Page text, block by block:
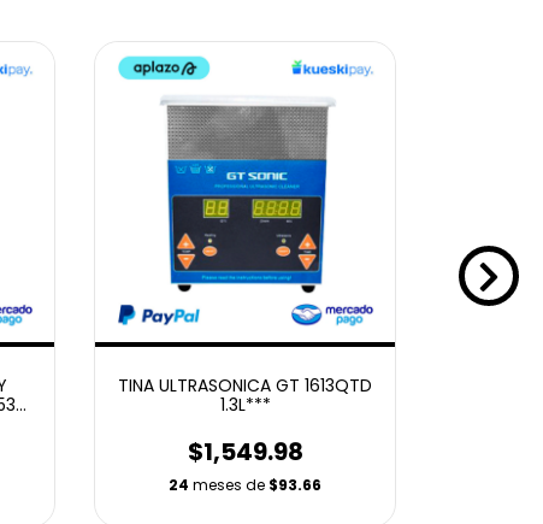
TINA ULTRASONICA GT 1613QTD
1.3L***
$1,549.98
24 meses de $93.66